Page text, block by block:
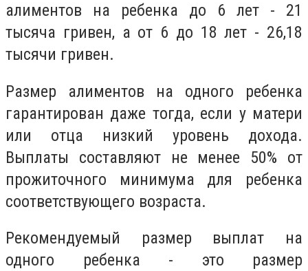
алиментов на ребенка до 6 лет - 21
тысяча гривен, а от 6 до 18 лет - 26,18
тысячи гривен.
Размер алиментов на одного ребенка
гарантирован даже тогда, если у матери
или отца низкий уровень дохода.
Выплаты составляют не менее 50% от
прожиточного минимума для ребенка
соответствующего возраста.
Рекомендуемый размер выплат на
одного ребенка - это размер